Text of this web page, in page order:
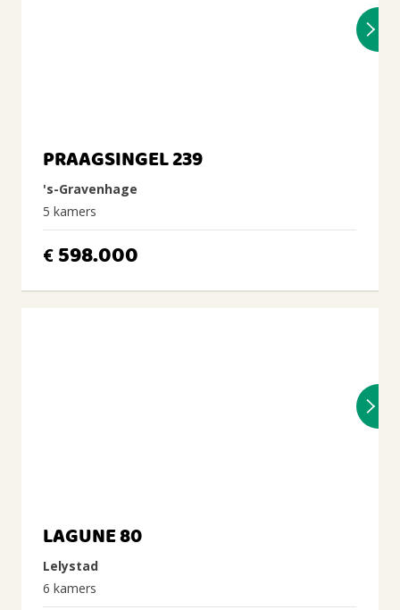
PRAAGSINGEL 239
's-Gravenhage
5 kamers
€ 598.000
LAGUNE 80
Lelystad
6 kamers